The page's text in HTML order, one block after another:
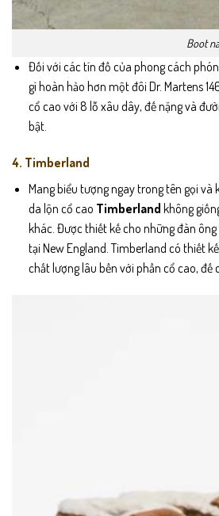
Boot
Đối với các tín đồ của phong cách
gì hoàn hảo hơn một đôi Dr. Martens
cổ cao với 8 lỗ xâu dây, đế nặng và
bật.
4. Timberland
Mang biểu tượng ngay trong tên gọi và
da lộn cổ cao Timberland không
khác. Được thiết kế cho những đàn
tại New England. Timberland có thiết
chất lượng lâu bền với phần cổ cao, đế